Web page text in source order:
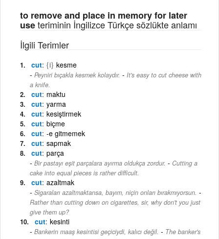
to remove and place in memory for later
useteriminin İngilizce Türkçe sözlükte anlamı
İlgili Terimler
cut {i} kesme
Peyniri bıçakla kesmek kolaydır. - It's easy to cut cheese with
a knife.
cut maktu
cut yarma
cut kesiştirmek
cut biçme
cut -e gitmemek
cut sapmak
cut parça
Bir pastayı eşit parçalara ayırma oldukça zordur. - Cutting a
cake into equal pieces is rather difficult.
cut azaltmak
Sigaraları azaltmaktansa, bayım, niçin onları bırakmıyorsun. -
Rather than cutting down on cigarettes, sir, why don't you just
give them up?
cut kesinti
Bankerin maaş kesintisi geçiciydi, kalıcı değil. - The banker's